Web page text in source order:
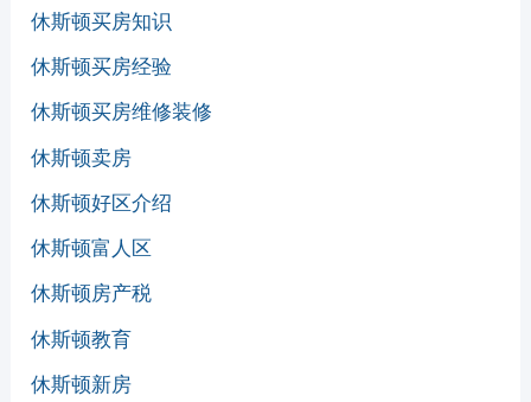
休斯顿买房知识
休斯顿买房经验
休斯顿买房维修装修
休斯顿卖房
休斯顿好区介绍
休斯顿富人区
休斯顿房产税
休斯顿教育
休斯顿新房